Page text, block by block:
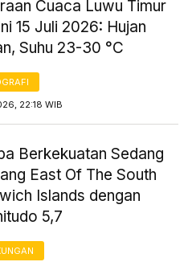
Cuaca Luwu Timur
15 Juli 2026: Hujan
Suhu 23-30 °C
22:18 WIB
Berkekuatan Sedang
East Of The South
Islands dengan
5,7